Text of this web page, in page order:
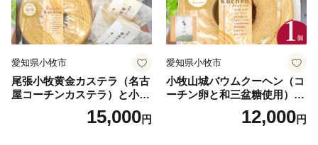
愛知県小牧市
尾張小牧黄金カステラ（名古
屋コーチンカステラ）と小牧
山城バウムクーヘン（コーチ
ン卵と和三盆糖使用）のセッ
15,000円
愛知県小牧市
小牧山城バウムクーヘン（コ
ーチン卵と和三盆糖使用）
名古屋コーチン バームクー
ヘン 和三盆 小牧銘菓 バウム
12,000円